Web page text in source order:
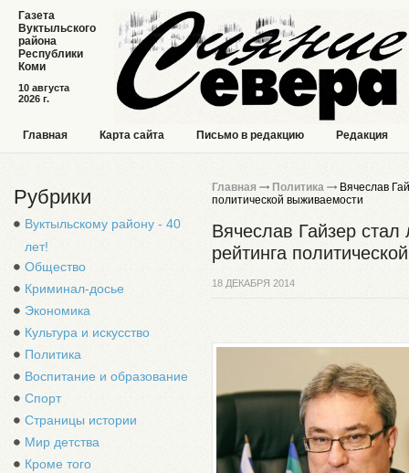
10 августа
2026 г.
Газета
Вуктыльского
района
Республики
Коми
Главная Карта сайта Письмо в редакцию Редакция
Рубрики
Вуктыльскому району - 40
лет!
Общество
Криминал-досье
Экономика
Культура и искусство
Политика
Воспитание и образование
Спорт
Страницы истории
Мир детства
Кроме того
Главная Политика
Вячеслав
политической выживаемости
Вячеслав Гайзер стал
рейтинга
18 ДЕКАБРЯ 2014